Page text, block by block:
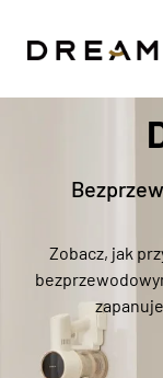
Zobacz, jak